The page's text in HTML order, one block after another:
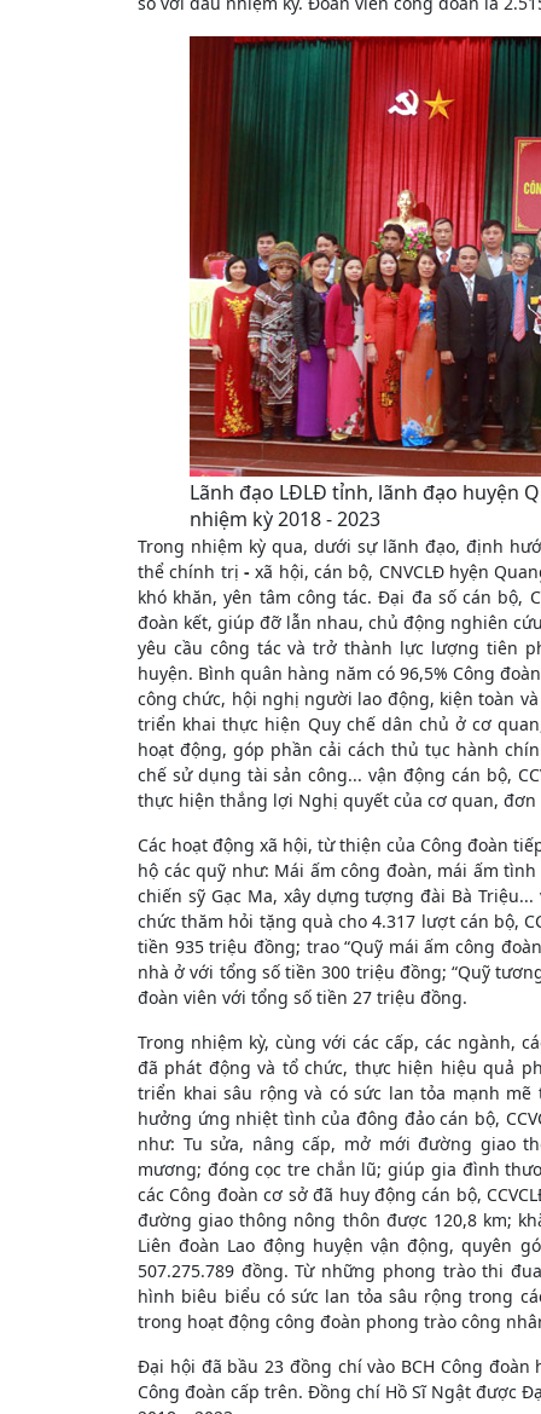
Lãnh đạo LĐLĐ tỉnh, lãnh đạo huyện
nhiệm kỳ 2018 - 2023
Trong nhiệm kỳ qua, dưới sự lãnh đạo, định
thể chính trị -xã hội, cán bộ, CNVCLĐ hyện
khó khăn, yên tâm công tác. Đại đa số cán bộ,
đoàn kết, giúp đỡ lẫn nhau, chủ động nghiên
yêu cầu công tác và trở thành lực lượng tiên
huyện. Bình quân hàng năm có 96,5% Công
công chức, hội nghị người lao động, kiện toàn
triển khai thực hiện Quy chế dân chủ ở cơ
hoạt động, góp phần cải cách thủ tục hành
chế sử dụng tài sản công... vận động cán bộ,
thực hiện thắng lợi Nghị quyết của cơ quan, đơn
Các hoạt động xã hội, từ thiện của Công đoàn
hộ các quỹ như: Mái ấm công đoàn, mái ấm
chiến sỹ Gạc Ma, xây dựng tượng đài Bà
chức thăm hỏi tặng quà cho 4.317 lượt cán bộ,
tiền 935 triệu đồng; trao “Quỹ mái ấm công
nhà ở với tổng số tiền 300 triệu đồng; “Quỹ
đoàn viên với tổng số tiền 27 triệu đồng.
Trong nhiệm kỳ, cùng với các cấp, các ngành,
đã phát động và tổ chức, thực hiện hiệu quả
triển khai sâu rộng và có sức lan tỏa mạnh
hưởng ứng nhiệt tình của đông đảo cán bộ,
như: Tu sửa, nâng cấp, mở mới đường giao
mương; đóng cọc tre chắn lũ; giúp gia đình
các Công đoàn cơ sở đã huy động cán bộ,
đường giao thông nông thôn được 120,8 km;
Liên đoàn Lao động huyện vận động, quyên
507.275.789 đồng. Từ những phong trào thi
hình biêu biểu có sức lan tỏa sâu rộng trong
trong hoạt động công đoàn phong trào công
Đại hội đã bầu 23 đồng chí vào BCH Công
Công đoàn cấp trên. Đồng chí Hồ Sĩ Ngật được